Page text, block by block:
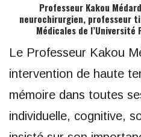
Professeur Kakou
neurochirurgien, professeur
Médicales de l’Université
Le Professeur Kakou
intervention de haute
mémoire dans toutes
individuelle, cognitive,